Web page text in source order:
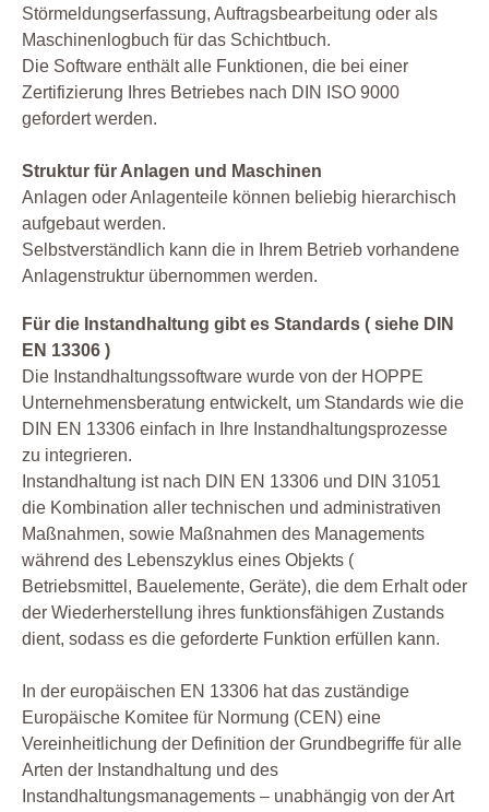
Störmeldungserfassung, Auftragsbearbeitung oder als
Maschinenlogbuch für das Schichtbuch.
Die Software enthält alle Funktionen, die bei einer
Zertifizierung Ihres Betriebes nach DIN ISO 9000
gefordert werden.
Struktur für Anlagen und Maschinen
Anlagen oder Anlagenteile können beliebig hierarchisch
aufgebaut werden.
Selbstverständlich kann die in Ihrem Betrieb vorhandene
Anlagenstruktur übernommen werden.
Für die Instandhaltung gibt es Standards ( siehe DIN
EN 13306 )
Die Instandhaltungssoftware wurde von der HOPPE
Unternehmensberatung entwickelt, um Standards wie die
DIN EN 13306 einfach in Ihre Instandhaltungsprozesse
zu integrieren.
Instandhaltung ist nach DIN EN 13306 und DIN 31051
die Kombination aller technischen und administrativen
Maßnahmen, sowie Maßnahmen des Managements
während des Lebenszyklus eines Objekts (
Betriebsmittel, Bauelemente, Geräte), die dem Erhalt oder
der Wiederherstellung ihres funktionsfähigen Zustands
dient, sodass es die geforderte Funktion erfüllen kann.
In der europäischen EN 13306 hat das zuständige
Europäische Komitee für Normung (CEN) eine
Vereinheitlichung der Definition der Grundbegriffe für alle
Arten der Instandhaltung und des
Instandhaltungsmanagements – unabhängig von der Art